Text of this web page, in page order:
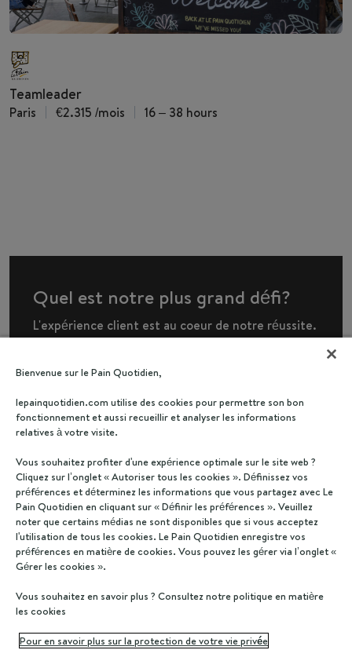
Teamleader
Paris €2.315 /mois 16 – 38 hours
Quel est notre plus grand défi?
L'expérience client est au coeur de notre réussite.
des convives. Le Pain Quotidien est plus qu'une
communauté que nous voulons faire grandir en
restant fidèle à nos valeurs et à nos convictions.
‘Créer des relations qui ont du
sens avec des plats simples,
savoureux, authentiques,
préparés sur place et biologique
autant que possible.’
Bienvenue sur le Pain Quotidien,
lepainquotidien.com utilise des cookies pour permettre son bon
fonctionnement et aussi recueillir et analyser les informations
relatives à votre visite.
Vous souhaitez profiter d'une expérience optimale sur le site web ?
Cliquez sur l’onglet « Autoriser tous les cookies ». Définissez vos
préférences et déterminez les informations que vous partagez avec Le
Pain Quotidien en cliquant sur « Définir les préférences ». Veuillez
noter que certains médias ne sont disponibles que si vous acceptez
l'utilisation de tous les cookies. Le Pain Quotidien enregistre vos
préférences en matière de cookies. Vous pouvez les gérer via l’onglet «
Gérer les cookies ».
Vous souhaitez en savoir plus ? Consultez notre politique en matière
les cookies
Pour en savoir plus sur la protection de votre vie privée